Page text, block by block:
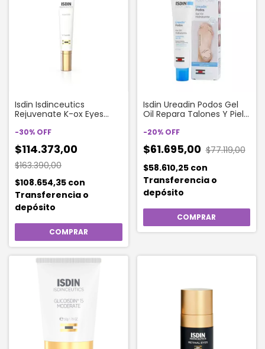
Isdin Isdinceutics
Rejuvenate K-ox Eyes
-30% OFF
$114.373,00
$163.390,00
$108.654,35 con
Transferencia o
depósito
Isdin Ureadin Podos Gel
Oil Repara Talones Y Piel
-20% OFF
$61.695,00 $77.119,00
$58.610,25 con
Transferencia o
depósito